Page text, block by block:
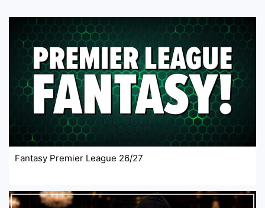
Fantasy Premier League 26/27